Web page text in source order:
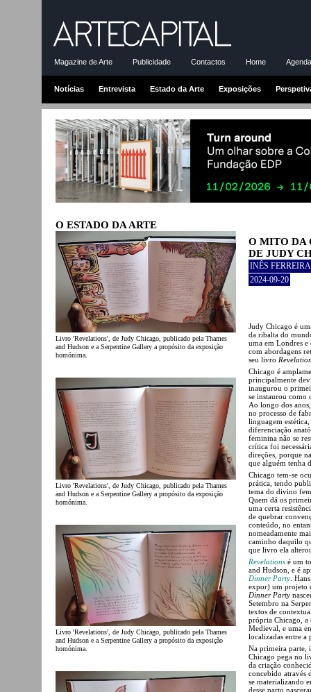
Magazine de Arte Publicidade Contactos Home
Notícias Entrevista Estado da Arte Exposições
O ESTADO DA ARTE
Livro 'Revelations', de Judy Chicago, publicado pela Thames
and Hudson e a Serpentine Gallery a propósito da exposição
homónima.
Livro 'Revelations', de Judy Chicago, publicado pela Thames
and Hudson e a Serpentine Gallery a propósito da exposição
homónima.
Livro 'Revelations', de Judy Chicago, publicado pela Thames
and Hudson e a Serpentine Gallery a propósito da exposição
homónima.
O MITO DA
DE JUDY
INÊS
2024-09-20
Judy Chicago é
da ribalta do
uma em Londres e
com abordagens
seu livro
Chicago é
principalmente
inaugurou o
se instaurou como
Ao longo dos
no processo de
linguagem
diferenciação
feminina não se
crítica foi
direções, porque
que alguém tenha
Chicago tem-se
prática, tendo
tema do divino
Quem dá os
uma certa
de quebrar
conteúdo, no
nomeadamente
caminho daquilo
que livro ela
Revelations é um
and Hudson, e é
Dinner Party .
expor) um projeto
Dinner Party
Setembro na
textos de
própria Chicago, a
Medieval, e uma
localizadas entre a
Na primeira parte,
Chicago pega no
da criação
concebido através
se materializando
desse parto